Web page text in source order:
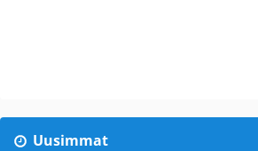
Uusimmat